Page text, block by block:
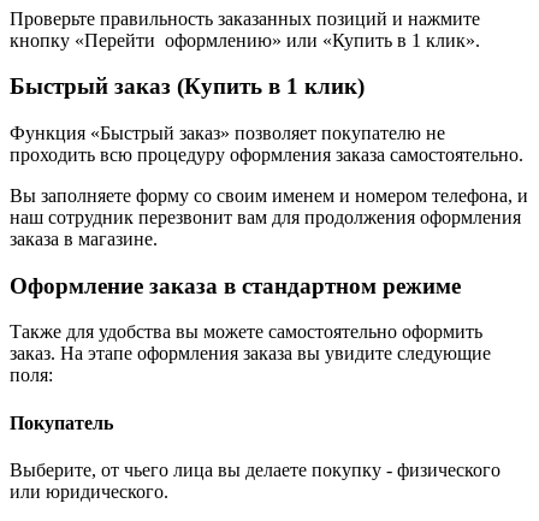
Проверьте правильность заказанных позиций и нажмите
кнопку «Перейти оформлению» или «Купить в 1 клик».
Быстрый заказ (Купить в 1 клик)
Функция «Быстрый заказ» позволяет покупателю не
проходить всю процедуру оформления заказа самостоятельно.
Вы заполняете форму со своим именем и номером телефона, и
наш сотрудник перезвонит вам для продолжения оформления
заказа в магазине.
Оформление заказа в стандартном режиме
Также для удобства вы можете самостоятельно оформить
заказ. На этапе оформления заказа вы увидите следующие
поля:
Покупатель
Выберите, от чьего лица вы делаете покупку - физического
или юридического.